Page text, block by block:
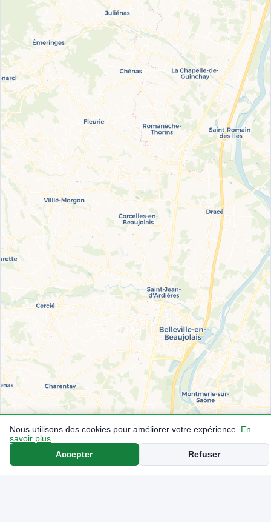
Nous utilisons des cookies pour améliorer votre expérience.
En
savoir plus
Accepter Refuser